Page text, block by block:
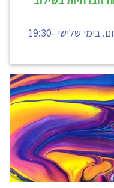
פתיחה 3.11.26. הקורס מועבר בזום. בימי שלישי 19:30-